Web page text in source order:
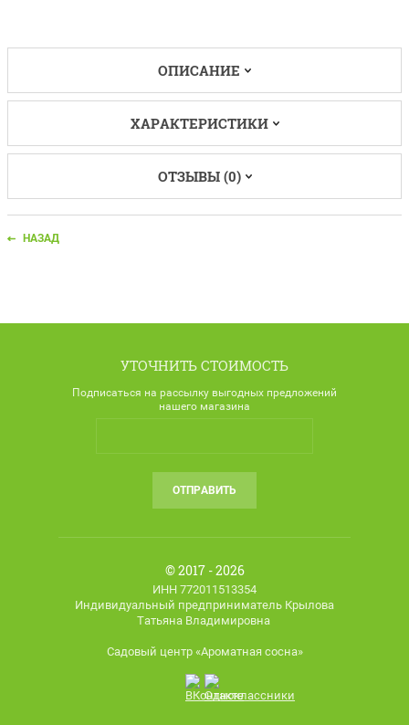
ОПИСАНИЕ
ХАРАКТЕРИСТИКИ
ОТЗЫВЫ (0)
НАЗАД
УТОЧНИТЬ СТОИМОСТЬ
Подписаться на рассылку выгодных предложений
нашего магазина
ОТПРАВИТЬ
© 2017 - 2026
ИНН 772011513354
Индивидуальный предприниматель Крылова
Татьяна Владимировна
Садовый центр «Ароматная сосна»